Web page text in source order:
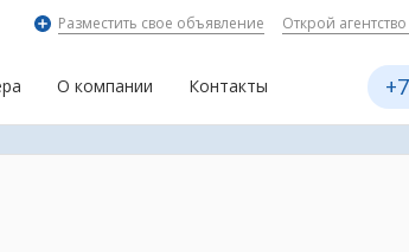
Разместить свое объявление Открой
О компании Контакты